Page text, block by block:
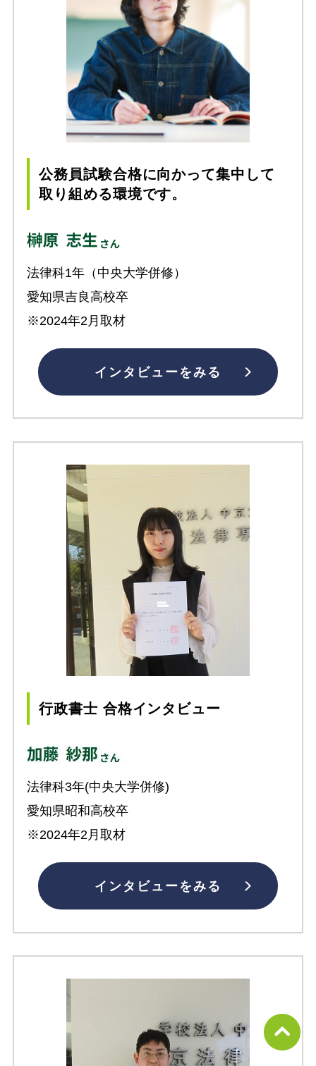
公務員試験合格に向かって集中して
取り組める環境です。
法律科1年（中央大学併修）
愛知県吉良高校卒
※2024年2月取材
インタビューをみる
行政書士 合格インタビュー
法律科3年(中央大学併修)
愛知県昭和高校卒
※2024年2月取材
インタビューをみる